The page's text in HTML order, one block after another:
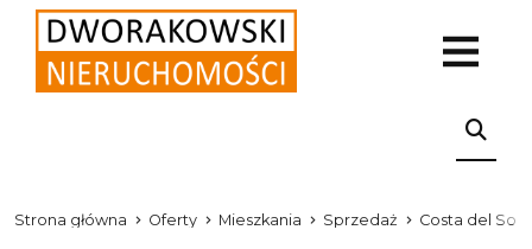
Strona główna Oferty Mieszkania Sprzedaż Costa del Sol